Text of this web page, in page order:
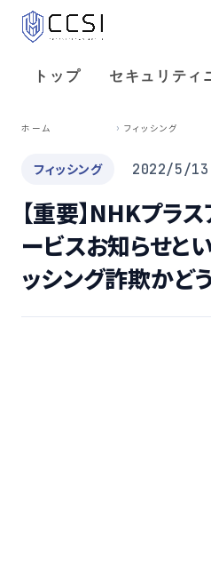
トップ セキュリティ
ホーム フィッシング
フィッシング 2022/5/13
【重要】NHKプラ
ービスお知らせと
ッシング詐欺かど